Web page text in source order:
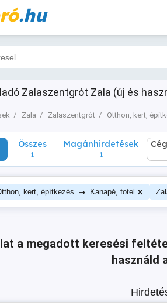
.hu
Zalaszentgrót Zala (új és
Zala Zalaszentgrót Otthon, kert,
Összes
1
Összes
1
Magánhirdetések
1
kert, építkezés → Kanapé, fotel
a megadott keresési
használd